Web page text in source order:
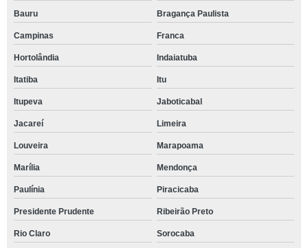
Bauru Bragança Paulista
Campinas Franca
Hortolândia Indaiatuba
Itatiba Itu
Itupeva Jaboticabal
Jacareí Limeira
Louveira Marapoama
Marília Mendonça
Paulínia Piracicaba
Presidente Prudente Ribeirão Preto
Rio Claro Sorocaba